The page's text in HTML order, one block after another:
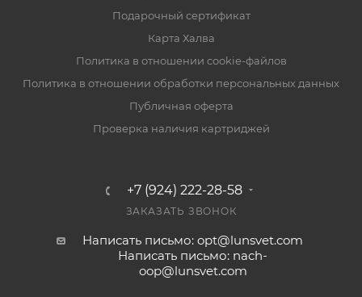
Подарочный сертификат
Карта Халва
Политика в отношении cookie-файлов
Политика в отношении обработки персональных данных
Публичная оферта
Проверка наличия картриджей
+7 (924) 222-28-58
ЗАКАЗАТЬ ЗВОНОК
Написать письмо: opt@lunsvet.com
Написать письмо: nach-
oop@lunsvet.com